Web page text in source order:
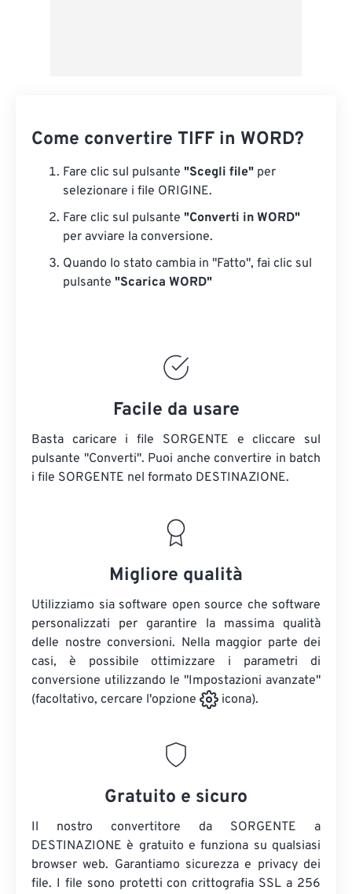
Come convertire TIFF in WORD?
Fare clic sul pulsante "Scegli file" per
selezionare i file ORIGINE.
Fare clic sul pulsante "Converti in WORD"
per avviare la conversione.
Quando lo stato cambia in "Fatto", fai clic sul
pulsante "Scarica WORD"
Facile da usare
Basta caricare i file SORGENTE e cliccare sul
pulsante "Converti". Puoi anche convertire in batch
i file SORGENTE nel formato DESTINAZIONE.
Migliore qualità
Utilizziamo sia software open source che software
personalizzati per garantire la massima qualità
delle nostre conversioni. Nella maggior parte dei
casi, è possibile ottimizzare i parametri di
conversione utilizzando le "Impostazioni avanzate"
(facoltativo, cercare l'opzione
icona).
Gratuito e sicuro
Il nostro convertitore da SORGENTE a
DESTINAZIONE è gratuito e funziona su qualsiasi
browser web. Garantiamo sicurezza e privacy dei
file. I file sono protetti con crittografia SSL a 256